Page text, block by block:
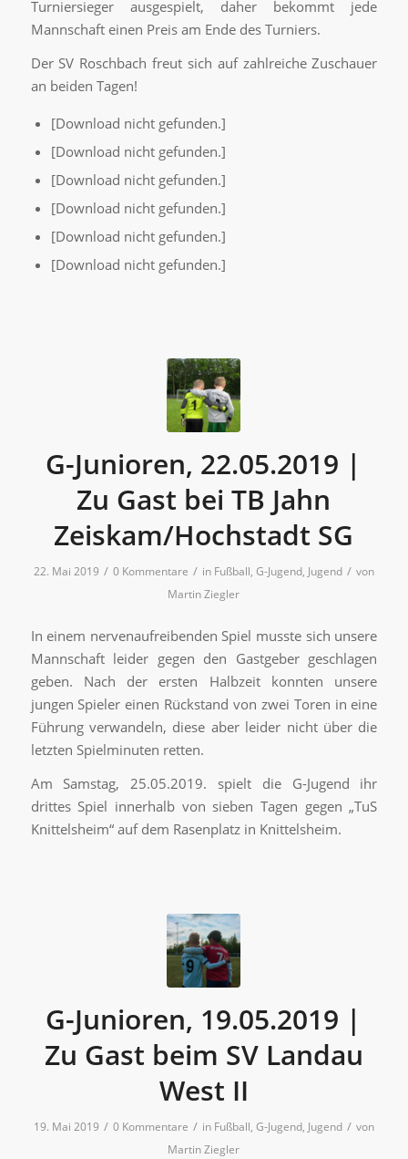
Turniersieger ausgespielt, daher bekommt jede
Mannschaft einen Preis am Ende des Turniers.
Der SV Roschbach freut sich auf zahlreiche Zuschauer
an beiden Tagen!
[Download nicht gefunden.]
[Download nicht gefunden.]
[Download nicht gefunden.]
[Download nicht gefunden.]
[Download nicht gefunden.]
[Download nicht gefunden.]
G-Junioren, 22.05.2019 |
Zu Gast bei TB Jahn
Zeiskam/Hochstadt SG
22. Mai 2019 / 0 Kommentare / in Fußball, G-Jugend, Jugend / von
Martin Ziegler
In einem nervenaufreibenden Spiel musste sich unsere
Mannschaft leider gegen den Gastgeber geschlagen
geben. Nach der ersten Halbzeit konnten unsere
jungen Spieler einen Rückstand von zwei Toren in eine
Führung verwandeln, diese aber leider nicht über die
letzten Spielminuten retten.
Am Samstag, 25.05.2019. spielt die G-Jugend ihr
drittes Spiel innerhalb von sieben Tagen gegen „TuS
Knittelsheim“ auf dem Rasenplatz in Knittelsheim.
G-Junioren, 19.05.2019 |
Zu Gast beim SV Landau
West II
19. Mai 2019 / 0 Kommentare / in Fußball, G-Jugend, Jugend / von
Martin Ziegler